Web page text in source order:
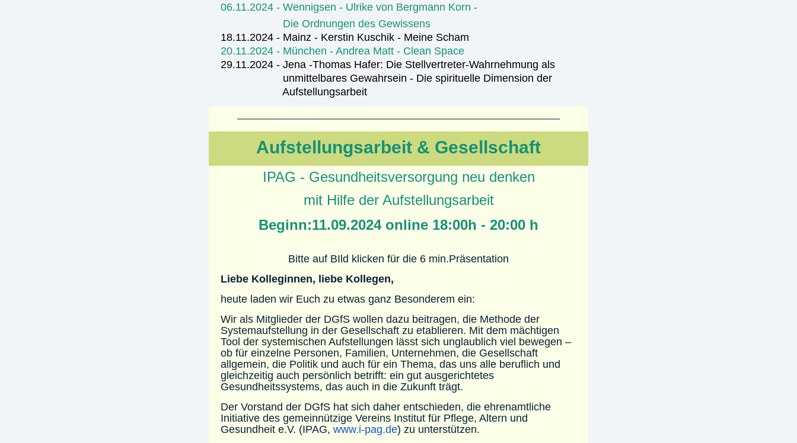
06.11.2024 - Wennigsen - Ulrike von Bergmann Korn -
Die Ordnungen des Gewissens
18.11.2024 - Mainz - Kerstin Kuschik - Meine Scham
20.11.2024 - München - Andrea Matt - Clean Space
29.11.2024 - Jena -Thomas Hafer: Die Stellvertreter-Wahrnehmung als
unmittelbares Gewahrsein - Die spirituelle Dimension der
Aufstellungsarbeit
Aufstellungsarbeit & Gesellschaft
IPAG - Gesundheitsversorgung neu denken
mit Hilfe der Aufstellungsarbeit
Beginn:11.09.2024 online 18:00h - 20:00 h
Bitte auf BIld klicken für die 6 min.Präsentation
Liebe Kolleginnen, liebe Kollegen,
heute laden wir Euch zu etwas ganz Besonderem ein:
Wir als Mitglieder der DGfS wollen dazu beitragen, die Methode der
Systemaufstellung in der Gesellschaft zu etablieren. Mit dem mächtigen
Tool der systemischen Aufstellungen lässt sich unglaublich viel bewegen –
ob für einzelne Personen, Familien, Unternehmen, die Gesellschaft
allgemein, die Politik und auch für ein Thema, das uns alle beruflich und
gleichzeitig auch persönlich betrifft: ein gut ausgerichtetes
Gesundheitssystems, das auch in die Zukunft trägt.
Der Vorstand der DGfS hat sich daher entschieden, die ehrenamtliche
Initiative des gemeinnützige Vereins Institut für Pflege, Altern und
Gesundheit e.V. (IPAG, www.i-pag.de) zu unterstützen.